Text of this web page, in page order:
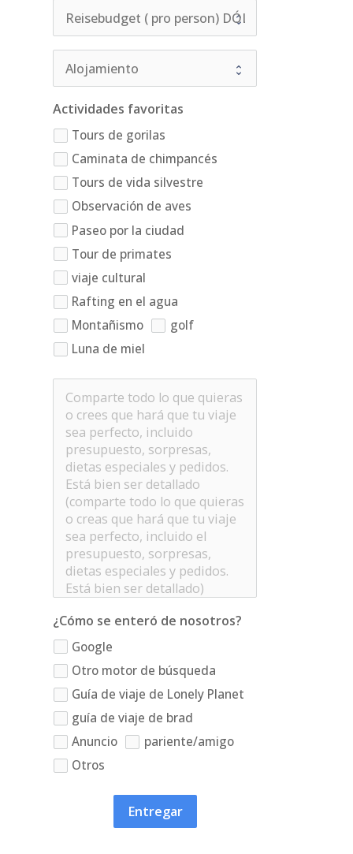
Actividades favoritas
Tours de gorilas
Caminata de chimpancés
Tours de vida silvestre
Observación de aves
Paseo por la ciudad
Tour de primates
viaje cultural
Rafting en el agua
Montañismo
golf
Luna de miel
¿Cómo se enteró de nosotros?
Google
Otro motor de búsqueda
Guía de viaje de Lonely Planet
guía de viaje de brad
Anuncio
pariente/amigo
Otros
Entregar